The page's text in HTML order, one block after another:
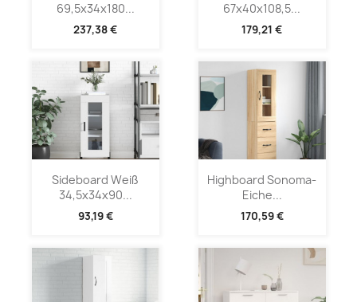
69,5x34x180...
237,38 €
67x40x108,5...
179,21 €
Sideboard Weiß
34,5x34x90...
93,19 €
Highboard Sonoma-
Eiche...
170,59 €